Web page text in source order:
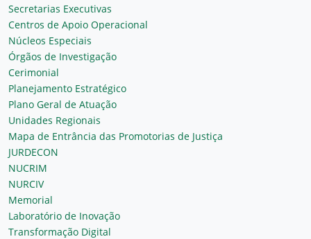
Secretarias Executivas
Centros de Apoio Operacional
Núcleos Especiais
Órgãos de Investigação
Cerimonial
Planejamento Estratégico
Plano Geral de Atuação
Unidades Regionais
Mapa de Entrância das Promotorias de Justiça
JURDECON
NUCRIM
NURCIV
Memorial
Laboratório de Inovação
Transformação Digital